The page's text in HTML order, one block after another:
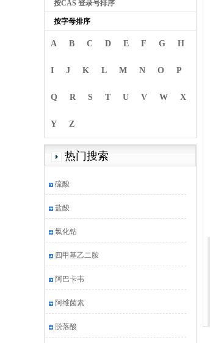
按CAS 登录号排序
按字母排序
A B C D E F G H
I J K L M N O P
Q R S T U V W X
Y Z
热门搜索
硫酸
盐酸
氯化钴
四甲基乙二胺
阿巴卡韦
阿维菌素
脱落酸